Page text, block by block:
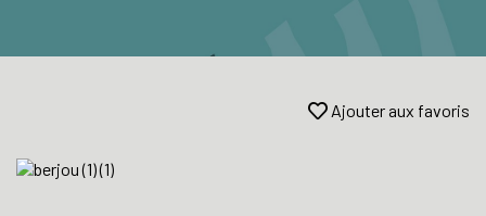
Ajouter aux favoris